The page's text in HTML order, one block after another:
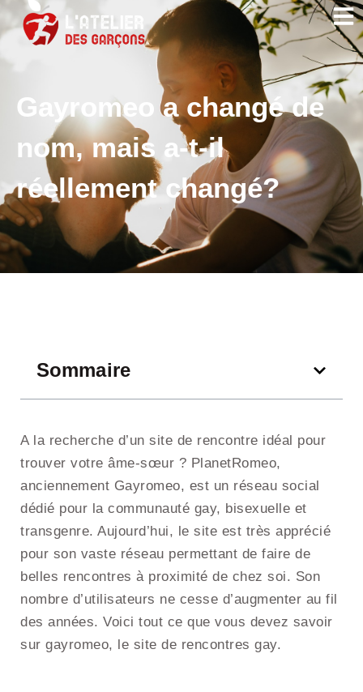
Gayromeo a changé de
nom, mais a-t-il
réellement changé?
Sommaire
A la recherche d’un site de rencontre idéal pour
trouver votre âme-sœur ? PlanetRomeo,
anciennement Gayromeo, est un réseau social
dédié pour la communauté gay, bisexuelle et
transgenre. Aujourd’hui, le site est très apprécié
pour son vaste réseau permettant de faire de
belles rencontres à proximité de chez soi. Son
nombre d’utilisateurs ne cesse d’augmenter au fil
des années. Voici tout ce que vous devez savoir
sur gayromeo, le site de rencontres gay.